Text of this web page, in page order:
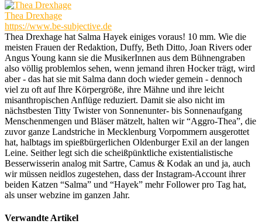
Thea Drexhage
https://www.be-subjective.de
Thea Drexhage hat Salma Hayek einiges voraus! 10 mm. Wie die
meisten Frauen der Redaktion, Duffy, Beth Ditto, Joan Rivers oder
Angus Young kann sie die MusikerInnen aus dem Bühnengraben
also völlig problemlos sehen, wenn jemand ihren Hocker trägt, wird
aber - das hat sie mit Salma dann doch wieder gemein - dennoch
viel zu oft auf Ihre Körpergröße, ihre Mähne und ihre leicht
misanthropischen Anflüge reduziert. Damit sie also nicht im
nächstbesten Titty Twister von Sonnenunter- bis Sonnenaufgang
Menschenmengen und Bläser mätzelt, halten wir “Aggro-Thea”, die
zuvor ganze Landstriche in Mecklenburg Vorpommern ausgerottet
hat, halbtags im spießbürgerlichen Oldenburger Exil an der langen
Leine. Seither legt sich die scheißpünktliche existentialistische
Besserwisserin analog mit Sartre, Camus & Kodak an und ja, auch
wir müssen neidlos zugestehen, dass der Instagram-Account ihrer
beiden Katzen “Salma” und “Hayek” mehr Follower pro Tag hat,
als unser webzine im ganzen Jahr.
Verwandte Artikel